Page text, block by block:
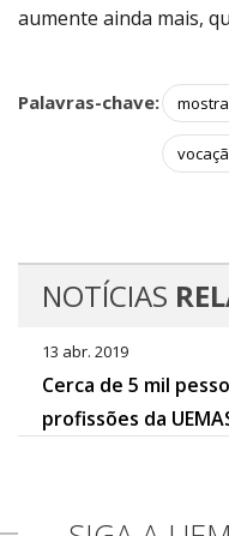
aumente ainda mais,
Palavras-chave:
NOTÍCIAS
13 abr. 2019
Cerca de 5 mil
profissões da